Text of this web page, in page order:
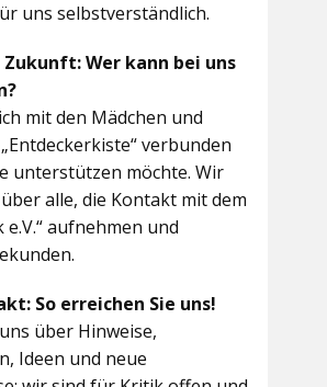
uns selbstverständlich.
Zukunft: Wer kann bei uns
mit den Mädchen und
verbunden
unterstützen möchte. Wir
alle, die Kontakt mit dem
e.V.“ aufnehmen und
So erreichen Sie uns!
über Hinweise,
Ideen und neue